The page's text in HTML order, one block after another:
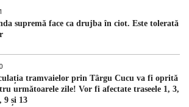
supremă face ca drujba în ciot. Este tolerată
tramvaielor prin Târgu Cucu va fi oprită
următoarele zile! Vor fi afectate traseele 1, 3,
9 și 13